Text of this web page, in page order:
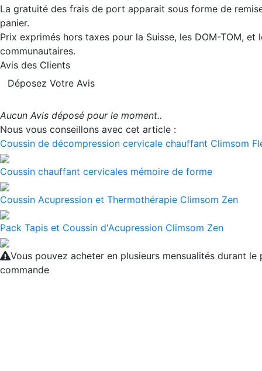
La gratuité des frais de port apparait sous forme de
panier.
Prix exprimés hors taxes pour la Suisse, les DOM-TOM, et
communautaires.
Avis des Clients
Déposez Votre Avis
Aucun Avis déposé pour le moment..
Nous vous conseillons avec cet article :
Coussin de décompression cervicale chauffant Climsom
Coussin chauffant cervicales mémoire de forme
Coussin Acupression et Thermothérapie Climsom Zen
Pack Tapis et Coussin d'Acupression Climsom Zen
Vous pouvez acheter en plusieurs mensualités durant le
commande